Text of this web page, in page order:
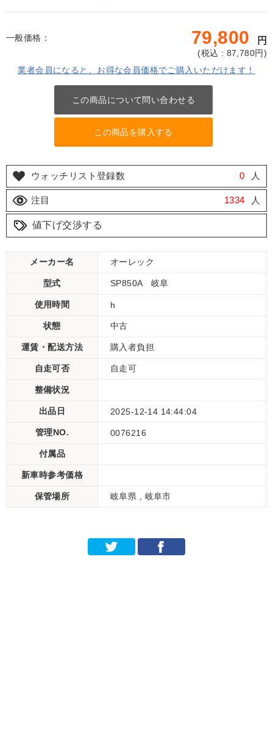
一般価格： 79,800 円
(税込 : 87,780円)
業者会員になると、お得な会員価格でご購入いただけます！
この商品について問い合わせる
この商品を購入する
ウォッチリスト登録数 0 人
注目 1334 人
値下げ交渉する
メーカー名 オーレック
型式 SP850A 岐阜
使用時間 h
状態 中古
運賃・配送方法 購入者負担
自走可否 自走可
整備状況
出品日 2025-12-14 14:44:04
管理NO. 0076216
付属品
新車時参考価格
保管場所 岐阜県 , 岐阜市